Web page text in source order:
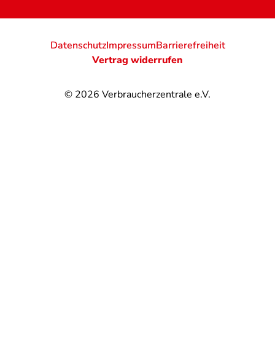
© 2026 Verbraucherzentrale e.V.
DatenschutzImpressumBarrierefreiheit
Vertrag widerrufen